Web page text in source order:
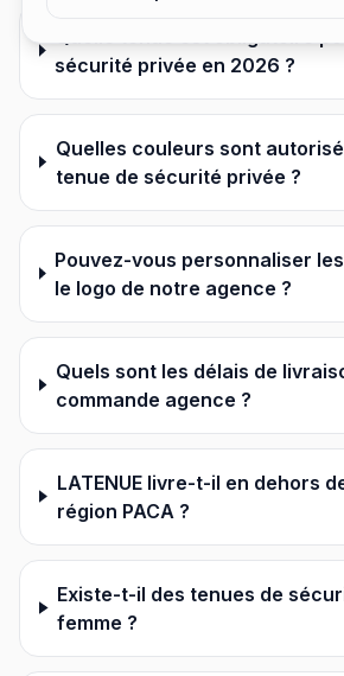
sécurité privée en 2026 ?
Quelles couleurs sont
tenue de sécurité privée ?
Pouvez-vous personnaliser
le logo de notre agence ?
Quels sont les délais de
commande agence ?
LATENUE livre-t-il en dehors
région PACA ?
Existe-t-il des tenues de
femme ?